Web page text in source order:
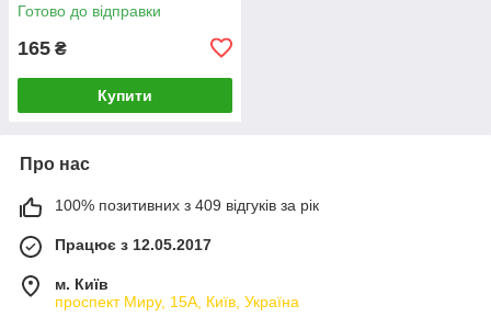
Готово до відправки
165 ₴
Купити
Про нас
100% позитивних з 409 відгуків за рік
Працює з 12.05.2017
м. Київ
проспект Миру, 15А, Київ, Україна